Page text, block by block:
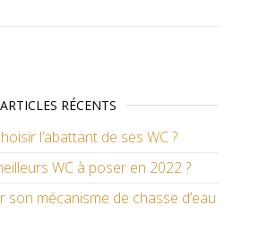
ARTICLES RÉCENTS
l’abattant de ses WC ?
WC à poser en 2022 ?
son mécanisme de chasse d’eau